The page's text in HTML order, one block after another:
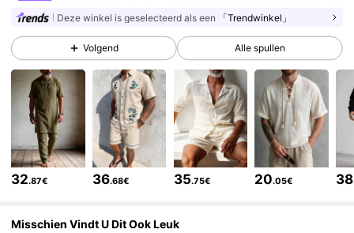
4.73 10K Volgers
4.73 10K Volgers
10K Volgers
4.73 10K Volgers
4.73 10K Volgers
Deze winkel is geselecteerd als een 「Trendwinkel」
Volgend Alle spullen
32.87€ 36.68€ 35.75€ 20.05€ 38
Misschien Vindt U Dit Ook Leuk